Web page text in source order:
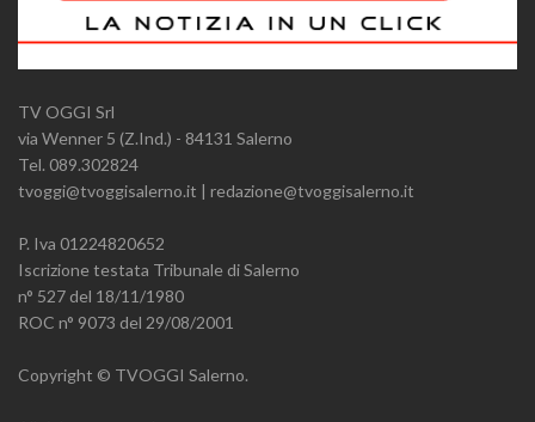
TV OGGI Srl
via Wenner 5 (Z.Ind.) - 84131 Salerno
Tel. 089.302824
tvoggi@tvoggisalerno.it | redazione@tvoggisalerno.it
P. Iva 01224820652
Iscrizione testata Tribunale di Salerno
n° 527 del 18/11/1980
ROC n° 9073 del 29/08/2001
Copyright © TVOGGI Salerno.